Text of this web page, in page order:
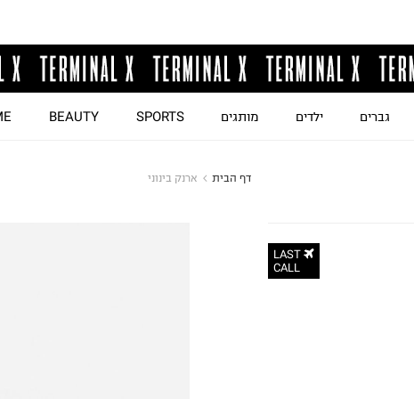
גברים ילדים מותגים SPORTS
BEAUTY
דף הבית ארנק בינוני
LAST
CALL